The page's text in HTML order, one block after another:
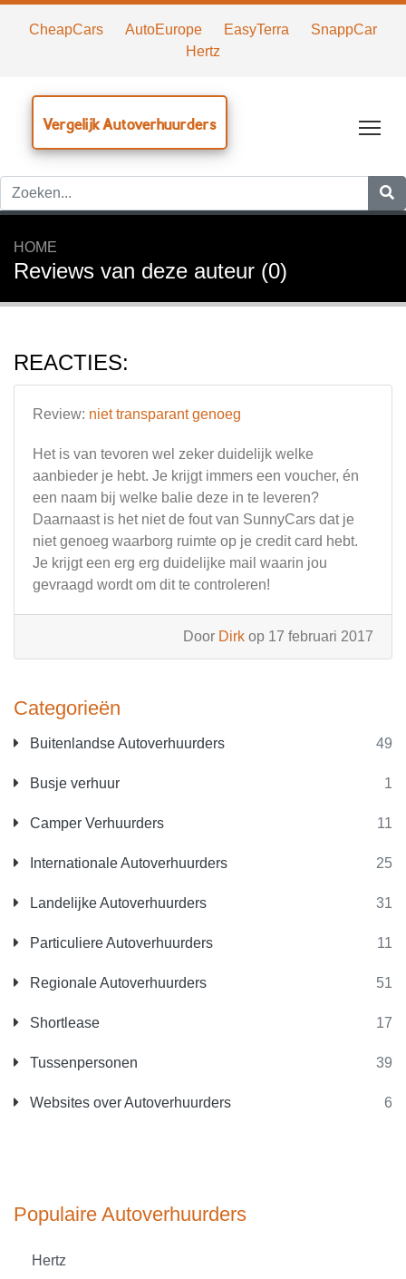
CheapCars AutoEurope EasyTerra
SnappCar
Hertz
Vergelijk Autoverhuurders
HOME
Reviews van deze auteur (0)
Categorieën
Buitenlandse Autoverhuurders 49
Busje verhuur 1
Camper Verhuurders 11
Internationale Autoverhuurders 25
Landelijke Autoverhuurders 31
Particuliere Autoverhuurders 11
Regionale Autoverhuurders 51
Shortlease 17
Tussenpersonen 39
Websites over Autoverhuurders 6
Populaire Autoverhuurders
Hertz
REACTIES:
Review: niet transparant genoeg
Het is van tevoren wel zeker duidelijk welke
aanbieder je hebt. Je krijgt immers een voucher, én
een naam bij welke balie deze in te leveren?
Daarnaast is het niet de fout van SunnyCars dat je
niet genoeg waarborg ruimte op je credit card hebt.
Je krijgt een erg erg duidelijke mail waarin jou
gevraagd wordt om dit te controleren!
Door Dirk op 17 februari 2017